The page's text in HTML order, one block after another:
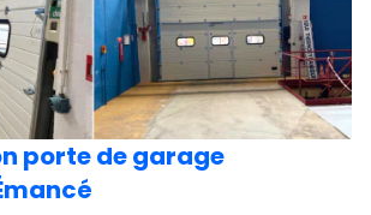
porte de garage